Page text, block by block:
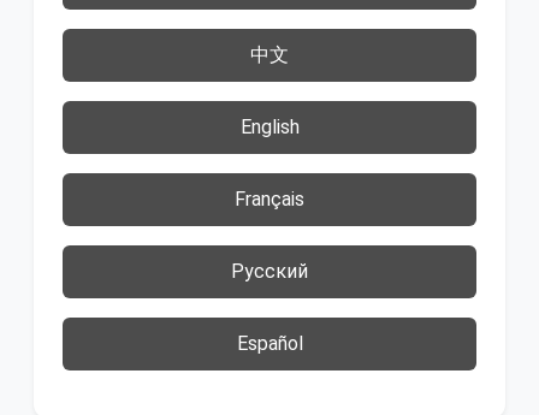
中文
English
Français
Русский
Español